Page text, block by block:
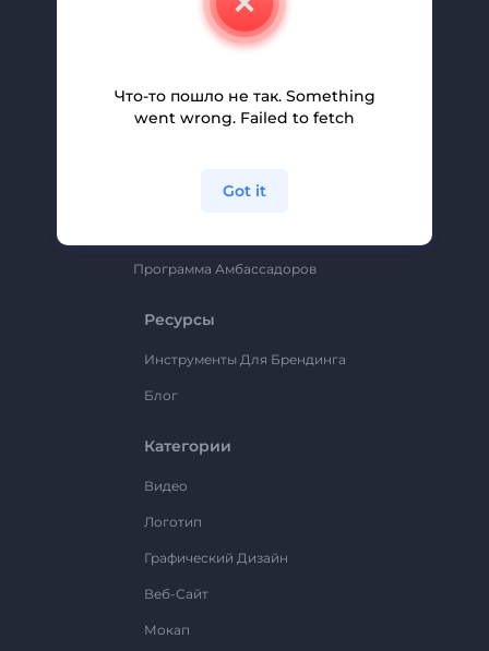
Помощь И Поддержка
Партнерская Программа
Политика Конфиденциальности
Программа Амбассадоров
Ресурсы
Инструменты Для Брендинга
Блог
Категории
Видео
Логотип
Графический Дизайн
Веб-Сайт
Мокап
Что-то пошло не так. Something
went wrong. Failed to fetch
Got it